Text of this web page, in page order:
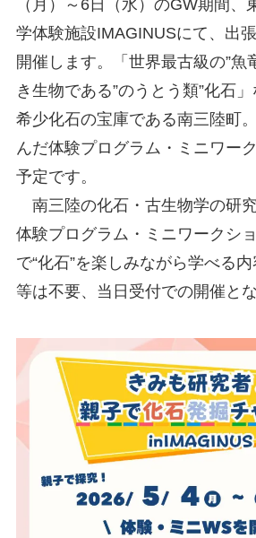
（月）～6日（水）のGW期間、
学体験施設IMAGINUSにて、出
開催します。「世界最古級の”魚
き生物である”のうとう類”化石
希少化石の宝庫である南三陸町
んだ体験プログラム・ミニワー
予定です。
南三陸の化石・古生物学の研
体験プログラム・ミニワークシ
で“化石”を楽しみながら学べる
等は不要、当日受付での開催とな